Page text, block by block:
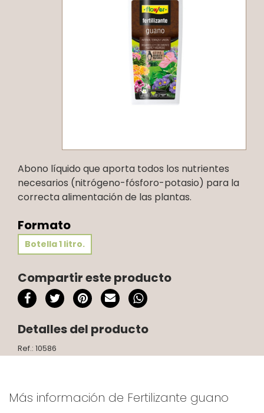
Abono líquido que aporta todos los nutrientes
necesarios (nitrógeno-fósforo-potasio) para la
correcta alimentación de las plantas.
Formato
Botella 1 litro.
Compartir este producto
Detalles del producto
Ref.: 10586
Más información de Fertilizante guano